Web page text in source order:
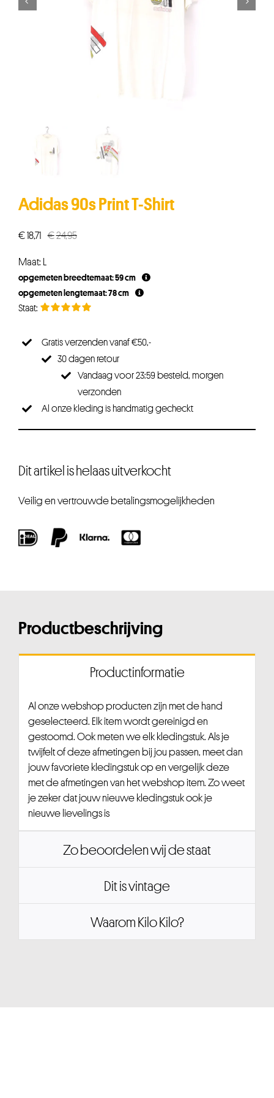
Adidas 90s Print T-Shirt
€24,95Oorspronkelijke
€24,95.
€18,71
Huidige
€18,71.
Maat: L
opgemeten breedtemaat: 59 cm
opgemeten lengtemaat: 78 cm
Gratis verzenden vanaf €50,-
30 dagen retour
Vandaag voor 23:59 besteld, morgen
verzonden
Al onze kleding is handmatig gecheckt
Dit artikel is helaas uitverkocht
Veilig en vertrouwde betalingsmogelijkheden
Productbeschrijving
Productinformatie
Al onze webshop producten zijn met de hand
geselecteerd. Elk item wordt gereinigd en
gestoomd. Ook meten we elk kledingstuk. Als je
twijfelt of deze afmetingen bij jou passen, meet dan
jouw favoriete kledingstuk op en vergelijk deze
met de afmetingen van het webshop item. Zo weet
je zeker dat jouw nieuwe kledingstuk ook je
nieuwe lievelings is
Zo beoordelen wij de staat
Dit is vintage
Waarom Kilo Kilo?